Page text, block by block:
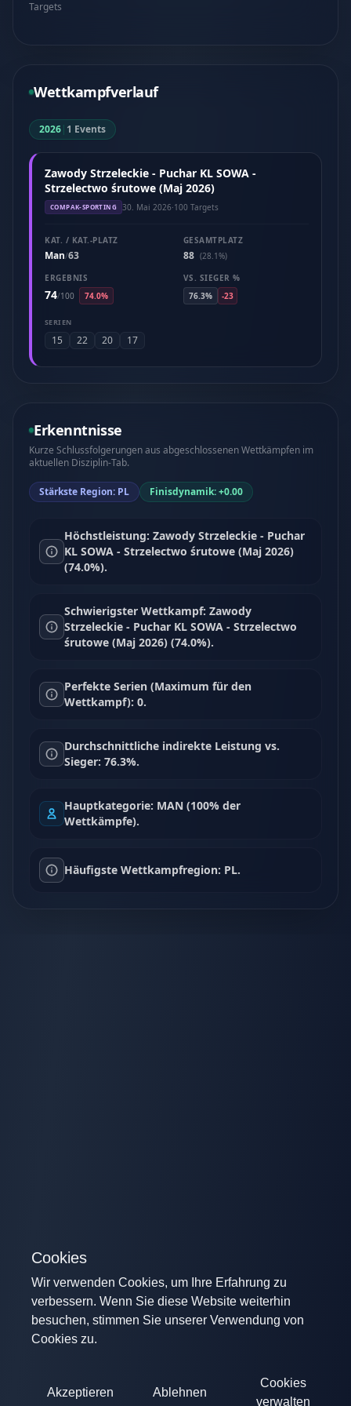
Targets
Wettkampfverlauf
2026| 1 Events
Zawody Strzeleckie - Puchar KL SOWA -
Strzelectwo śrutowe (Maj 2026)
COMPAK-SPORTING 30. Mai 2026·100 Targets
KAT. / KAT.-PLATZ
Man/63
GESAMTPLATZ
88 (28.1%)
ERGEBNIS
74/100 74.0%
VS. SIEGER %
76.3%
-23
SERIEN
15 22 20 17
Erkenntnisse
Kurze Schlussfolgerungen aus abgeschlossenen Wettkämpfen im
aktuellen Disziplin-Tab.
Stärkste Region: PL Finisdynamik: +0.00
Höchstleistung: Zawody Strzeleckie - Puchar
KL SOWA - Strzelectwo śrutowe (Maj 2026)
(74.0%).
Schwierigster Wettkampf: Zawody
Strzeleckie - Puchar KL SOWA - Strzelectwo
śrutowe (Maj 2026) (74.0%).
Perfekte Serien (Maximum für den
Wettkampf): 0.
Durchschnittliche indirekte Leistung vs.
Sieger: 76.3%.
Hauptkategorie: MAN (100% der
Wettkämpfe).
Häufigste Wettkampfregion: PL.
Cookies
Wir verwenden Cookies, um Ihre Erfahrung zu
verbessern. Wenn Sie diese Website weiterhin
besuchen, stimmen Sie unserer Verwendung von
Cookies zu.
Akzeptieren Ablehnen
Cookies
verwalten